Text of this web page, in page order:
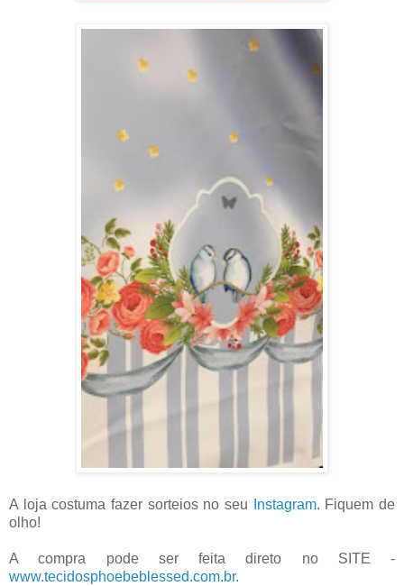
A loja costuma fazer sorteios no seu Instagram. Fiquem de
olho!
A compra pode ser feita direto no SITE -
www.tecidosphoebeblessed.com.br.